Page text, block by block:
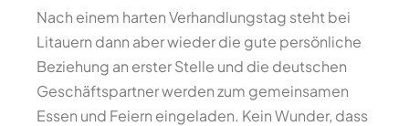
Nach einem harten Verhandlungstag steht bei
Litauern dann aber wieder die gute persönliche
Beziehung an erster Stelle und die deutschen
Geschäftspartner werden zum gemeinsamen
Essen und Feiern eingeladen. Kein Wunder, dass